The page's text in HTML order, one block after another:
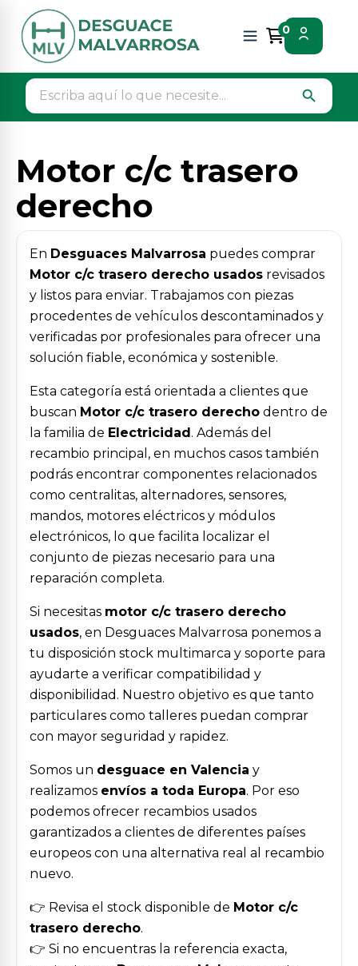
0
search
Inicio Piezas vehículos
Motor c/c trasero derecho
Motor c/c trasero
derecho
En Desguaces Malvarrosa puedes comprar
Motor c/c trasero derecho usados revisados
y listos para enviar. Trabajamos con piezas
procedentes de vehículos descontaminados y
verificadas por profesionales para ofrecer una
solución fiable, económica y sostenible.
Esta categoría está orientada a clientes que
buscan Motor c/c trasero derecho dentro de
la familia de Electricidad. Además del
recambio principal, en muchos casos también
podrás encontrar componentes relacionados
como centralitas, alternadores, sensores,
mandos, motores eléctricos y módulos
electrónicos, lo que facilita localizar el
conjunto de piezas necesario para una
reparación completa.
Si necesitas motor c/c trasero derecho
usados, en Desguaces Malvarrosa ponemos a
tu disposición stock multimarca y soporte para
ayudarte a verificar compatibilidad y
disponibilidad. Nuestro objetivo es que tanto
particulares como talleres puedan comprar
con mayor seguridad y rapidez.
Somos un desguace en Valencia y
realizamos envíos a toda Europa. Por eso
podemos ofrecer recambios usados
garantizados a clientes de diferentes países
europeos con una alternativa real al recambio
nuevo.
👉 Revisa el stock disponible de Motor c/c
trasero derecho.
👉 Si no encuentras la referencia exacta,